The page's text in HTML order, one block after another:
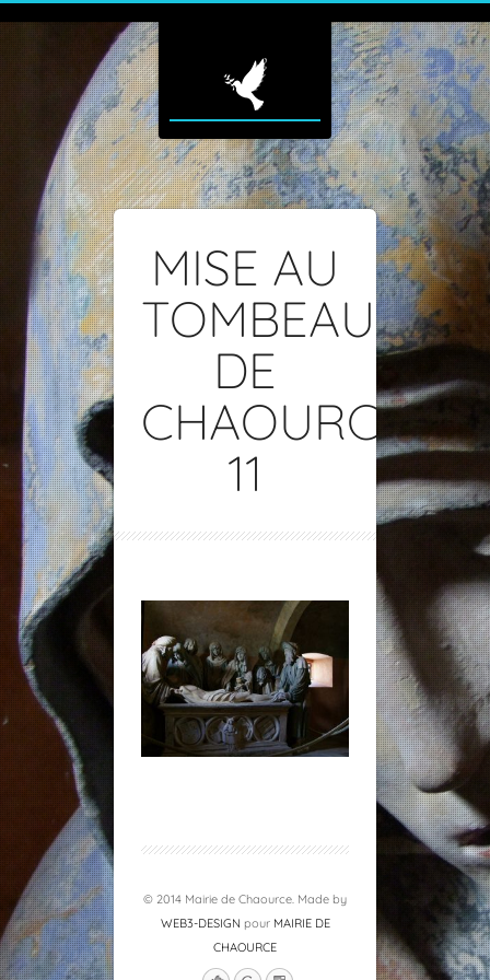
MISE AU
TOMBEAU
DE
CHAOURCE-
11
© 2014 Mairie de Chaource. Made by
WEB3-DESIGN pour MAIRIE DE
CHAOURCE